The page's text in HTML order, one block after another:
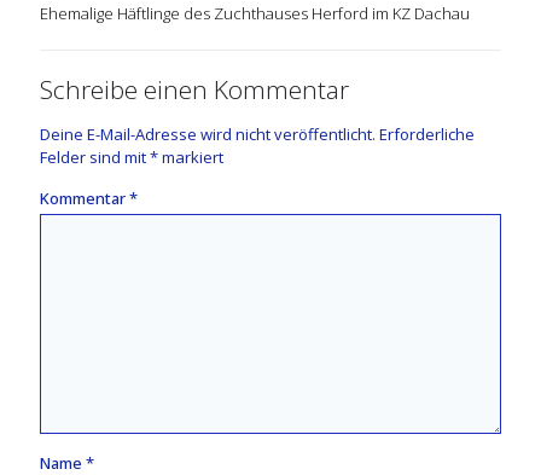
Ehemalige Häftlinge des Zuchthauses Herford im KZ Dachau
Schreibe einen Kommentar
Deine E-Mail-Adresse wird nicht veröffentlicht. Erforderliche
Felder sind mit*markiert
Kommentar*
Name *